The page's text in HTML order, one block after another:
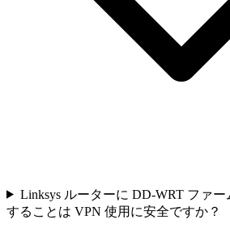
Linksys ルーターに DD-WRT ファ
することは VPN 使用に安全ですか？